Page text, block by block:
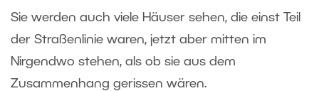
Sie werden auch viele Häuser sehen, die einst Teil
der Straßenlinie waren, jetzt aber mitten im
Nirgendwo stehen, als ob sie aus dem
Zusammenhang gerissen wären.